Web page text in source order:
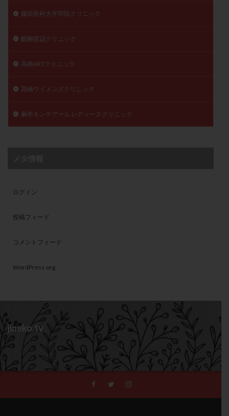
藤田医科大学羽田クリニック
醍醐渡辺クリニック
高崎ARTクリニック
高橋ウイメンズクリニック
麻布モンテアール レディースクリニック
ログイン
投稿フィード
コメントフィード
WordPress.org
jineko.tv